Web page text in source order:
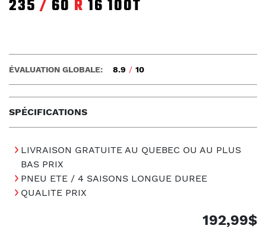
235 / 60 R 16 100T
SPÉCIFICATIONS
ÉVALUATION GLOBALE: 8.9 / 10
LIVRAISON GRATUITE AU QUEBEC OU AU PLUS
BAS PRIX
PNEU ETE / 4 SAISONS LONGUE DUREE
QUALITE PRIX
192,99$